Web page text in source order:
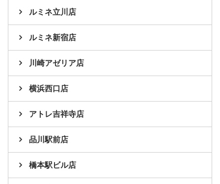
ルミネ立川店
ルミネ新宿店
川崎アゼリア店
横浜西口店
アトレ吉祥寺店
品川駅前店
橋本駅ビル店